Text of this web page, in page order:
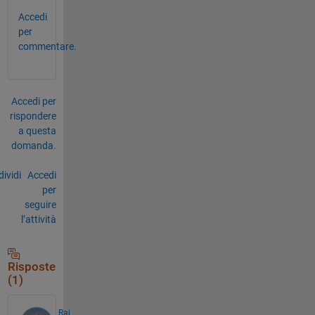
Accedi
per
commentare.
Accedi per
rispondere
a questa
domanda.
Accedi
per
seguire
l’attività
Risposte
(1)
Raj